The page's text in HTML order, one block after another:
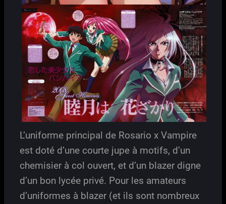
L’uniforme principal de Rosario x Vampire
est doté d’une courte jupe à motifs, d’un
chemisier à col ouvert, et d’un blazer digne
d’un bon lycée privé. Pour les amateurs
d’uniformes à blazer (et ils sont nombreux